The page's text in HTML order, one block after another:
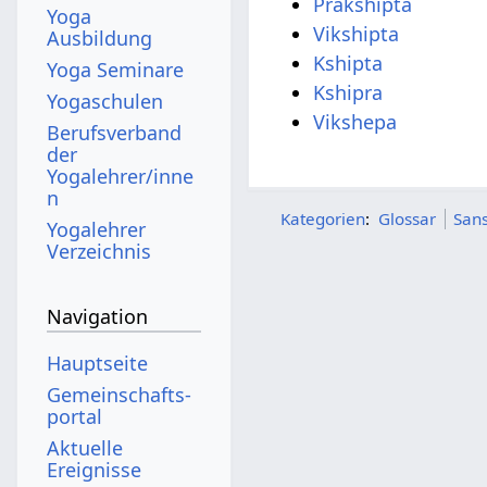
Vikshipta
Kshipta
Kshipra
Vikshepa
Kategorien: Glossar
Yoga
Ausbildung
Yoga Seminare
Yogaschulen
Berufsverband
der
Yogalehrer/inne
n
Yogalehrer
Verzeichnis
Navigation
Hauptseite
Gemeinschafts­
portal
Aktuelle
Ereignisse